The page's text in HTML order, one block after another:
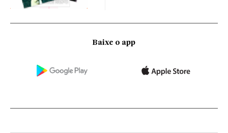
Baixe o app